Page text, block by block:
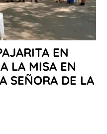
EN
LA MISA EN
SEÑORA DE LA